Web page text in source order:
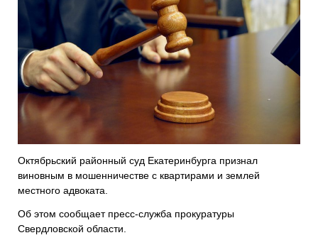
Октябрьский районный суд Екатеринбурга признал
виновным в мошенничестве с квартирами и землей
местного адвоката.
Об этом сообщает пресс-служба прокуратуры
Свердловской области.